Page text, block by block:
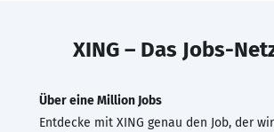
XING – Das Jobs-
Über eine Million Jobs
Entdecke mit XING genau den Job, der